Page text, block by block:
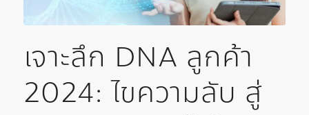
เจาะลึก DNA ลูกค้า
2024: ไขความลับ สู่